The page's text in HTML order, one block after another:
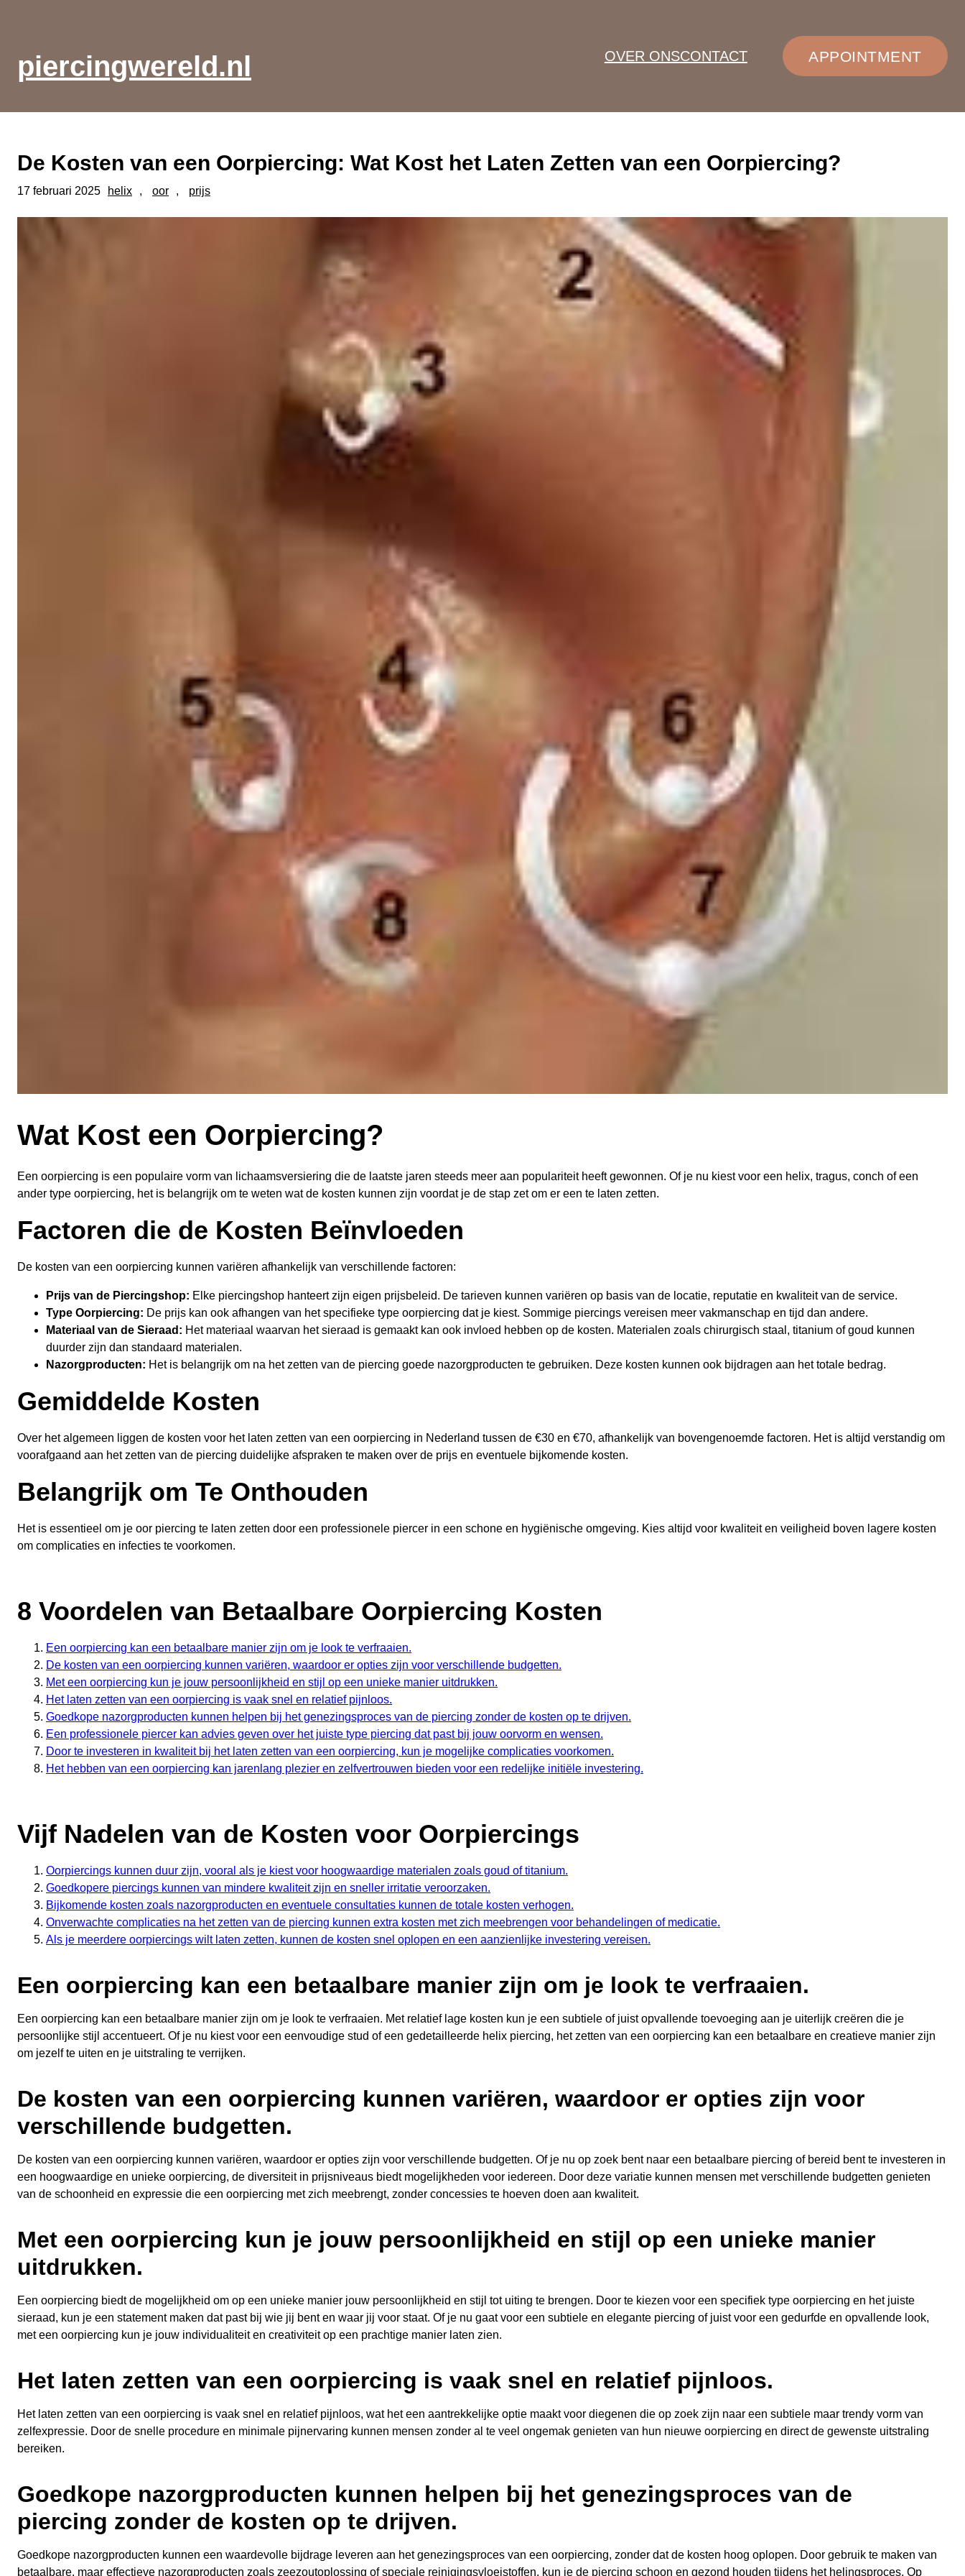
inhoudpiercingwereld.nl OVER ONSCONTACT APPOINTMENT
De Kosten van een Oorpiercing: Wat Kost het Laten Zetten van een Oorpiercing?
17 februari 2025 helix , oor , prijs
Wat Kost een Oorpiercing?
Een oorpiercing is een populaire vorm van lichaamsversiering die de laatste jaren steeds meer aan populariteit heeft gewonnen. Of je nu kiest voor een helix, tragus, conch of een
ander type oorpiercing, het is belangrijk om te weten wat de kosten kunnen zijn voordat je de stap zet om er een te laten zetten.
Factoren die de Kosten Beïnvloeden
De kosten van een oorpiercing kunnen variëren afhankelijk van verschillende factoren:
Prijs van de Piercingshop: Elke piercingshop hanteert zijn eigen prijsbeleid. De tarieven kunnen variëren op basis van de locatie, reputatie en kwaliteit van de service.
Type Oorpiercing: De prijs kan ook afhangen van het specifieke type oorpiercing dat je kiest. Sommige piercings vereisen meer vakmanschap en tijd dan andere.
Materiaal van de Sieraad: Het materiaal waarvan het sieraad is gemaakt kan ook invloed hebben op de kosten. Materialen zoals chirurgisch staal, titanium of goud kunnen
duurder zijn dan standaard materialen.
Nazorgproducten: Het is belangrijk om na het zetten van de piercing goede nazorgproducten te gebruiken. Deze kosten kunnen ook bijdragen aan het totale bedrag.
Gemiddelde Kosten
Over het algemeen liggen de kosten voor het laten zetten van een oorpiercing in Nederland tussen de €30 en €70, afhankelijk van bovengenoemde factoren. Het is altijd verstandig om
voorafgaand aan het zetten van de piercing duidelijke afspraken te maken over de prijs en eventuele bijkomende kosten.
Belangrijk om Te Onthouden
Het is essentieel om je oor piercing te laten zetten door een professionele piercer in een schone en hygiënische omgeving. Kies altijd voor kwaliteit en veiligheid boven lagere kosten
om complicaties en infecties te voorkomen.
8 Voordelen van Betaalbare Oorpiercing Kosten
Een oorpiercing kan een betaalbare manier zijn om je look te verfraaien.
De kosten van een oorpiercing kunnen variëren, waardoor er opties zijn voor verschillende budgetten.
Met een oorpiercing kun je jouw persoonlijkheid en stijl op een unieke manier uitdrukken.
Het laten zetten van een oorpiercing is vaak snel en relatief pijnloos.
Goedkope nazorgproducten kunnen helpen bij het genezingsproces van de piercing zonder de kosten op te drijven.
Een professionele piercer kan advies geven over het juiste type piercing dat past bij jouw oorvorm en wensen.
Door te investeren in kwaliteit bij het laten zetten van een oorpiercing, kun je mogelijke complicaties voorkomen.
Het hebben van een oorpiercing kan jarenlang plezier en zelfvertrouwen bieden voor een redelijke initiële investering.
Vijf Nadelen van de Kosten voor Oorpiercings
Oorpiercings kunnen duur zijn, vooral als je kiest voor hoogwaardige materialen zoals goud of titanium.
Goedkopere piercings kunnen van mindere kwaliteit zijn en sneller irritatie veroorzaken.
Bijkomende kosten zoals nazorgproducten en eventuele consultaties kunnen de totale kosten verhogen.
Onverwachte complicaties na het zetten van de piercing kunnen extra kosten met zich meebrengen voor behandelingen of medicatie.
Als je meerdere oorpiercings wilt laten zetten, kunnen de kosten snel oplopen en een aanzienlijke investering vereisen.
Een oorpiercing kan een betaalbare manier zijn om je look te verfraaien.
Een oorpiercing kan een betaalbare manier zijn om je look te verfraaien. Met relatief lage kosten kun je een subtiele of juist opvallende toevoeging aan je uiterlijk creëren die je
persoonlijke stijl accentueert. Of je nu kiest voor een eenvoudige stud of een gedetailleerde helix piercing, het zetten van een oorpiercing kan een betaalbare en creatieve manier zijn
om jezelf te uiten en je uitstraling te verrijken.
De kosten van een oorpiercing kunnen variëren, waardoor er opties zijn voor
verschillende budgetten.
De kosten van een oorpiercing kunnen variëren, waardoor er opties zijn voor verschillende budgetten. Of je nu op zoek bent naar een betaalbare piercing of bereid bent te investeren in
een hoogwaardige en unieke oorpiercing, de diversiteit in prijsniveaus biedt mogelijkheden voor iedereen. Door deze variatie kunnen mensen met verschillende budgetten genieten
van de schoonheid en expressie die een oorpiercing met zich meebrengt, zonder concessies te hoeven doen aan kwaliteit.
Met een oorpiercing kun je jouw persoonlijkheid en stijl op een unieke manier
uitdrukken.
Een oorpiercing biedt de mogelijkheid om op een unieke manier jouw persoonlijkheid en stijl tot uiting te brengen. Door te kiezen voor een specifiek type oorpiercing en het juiste
sieraad, kun je een statement maken dat past bij wie jij bent en waar jij voor staat. Of je nu gaat voor een subtiele en elegante piercing of juist voor een gedurfde en opvallende look,
met een oorpiercing kun je jouw individualiteit en creativiteit op een prachtige manier laten zien.
Het laten zetten van een oorpiercing is vaak snel en relatief pijnloos.
Het laten zetten van een oorpiercing is vaak snel en relatief pijnloos, wat het een aantrekkelijke optie maakt voor diegenen die op zoek zijn naar een subtiele maar trendy vorm van
zelfexpressie. Door de snelle procedure en minimale pijnervaring kunnen mensen zonder al te veel ongemak genieten van hun nieuwe oorpiercing en direct de gewenste uitstraling
bereiken.
Goedkope nazorgproducten kunnen helpen bij het genezingsproces van de
piercing zonder de kosten op te drijven.
Goedkope nazorgproducten kunnen een waardevolle bijdrage leveren aan het genezingsproces van een oorpiercing, zonder dat de kosten hoog oplopen. Door gebruik te maken van
betaalbare, maar effectieve nazorgproducten zoals zeezoutoplossing of speciale reinigingsvloeistoffen, kun je de piercing schoon en gezond houden tijdens het helingsproces. Op